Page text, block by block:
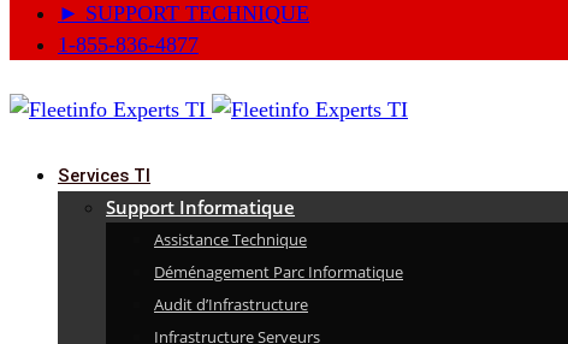
► SUPPORT TECHNIQUE
1-855-836-4877
Services TI
Support Informatique
Assistance Technique
Déménagement Parc Informatique
Audit d’Infrastructure
Infrastructure Serveurs